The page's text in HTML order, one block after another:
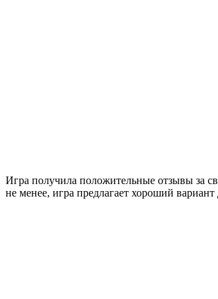
Игра получила положительные отзывы за
не менее, игра предлагает хороший